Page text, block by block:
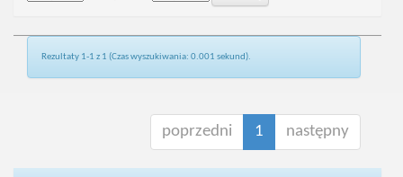
Rezultaty 1-1 z 1 (Czas wyszukiwania: 0.001 sekund).
poprzedni 1 następny